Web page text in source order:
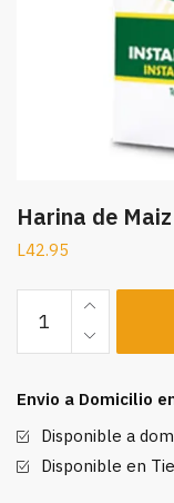
Harina de
L42.95
Maiz
MASECA
4
lbs
Envio a Domicilio
Disponible a
Disponible en